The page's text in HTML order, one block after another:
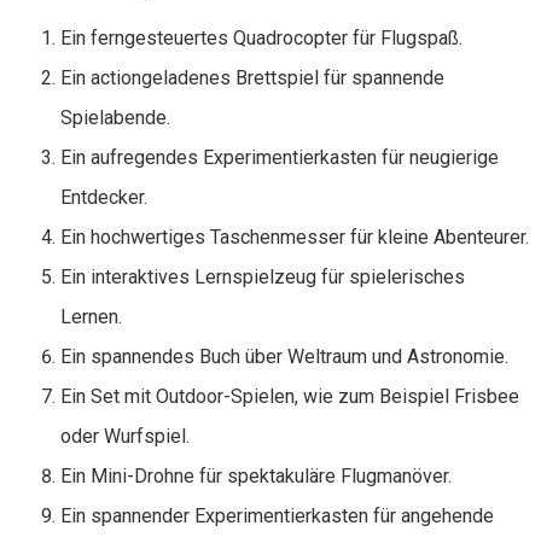
Ein ferngesteuertes Quadrocopter für Flugspaß.
Ein actiongeladenes Brettspiel für spannende
Spielabende.
Ein aufregendes Experimentierkasten für neugierige
Entdecker.
Ein hochwertiges Taschenmesser für kleine Abenteurer.
Ein interaktives Lernspielzeug für spielerisches
Lernen.
Ein spannendes Buch über Weltraum und Astronomie.
Ein Set mit Outdoor-Spielen, wie zum Beispiel Frisbee
oder Wurfspiel.
Ein Mini-Drohne für spektakuläre Flugmanöver.
Ein spannender Experimentierkasten für angehende